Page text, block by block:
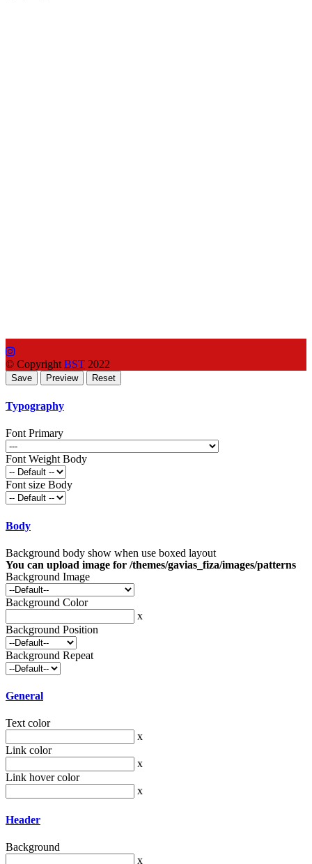
© Copyright BST 2022
Typography
Font Primary
Font Weight Body
Font size Body
Body
Background body show when use boxed layout
You can upload image for /themes/gavias_fiza/images/patterns
Background Image
Background Color
x
Background Position
Background Repeat
General
Text color
x
Link color
x
Link hover color
x
Header
Background
x